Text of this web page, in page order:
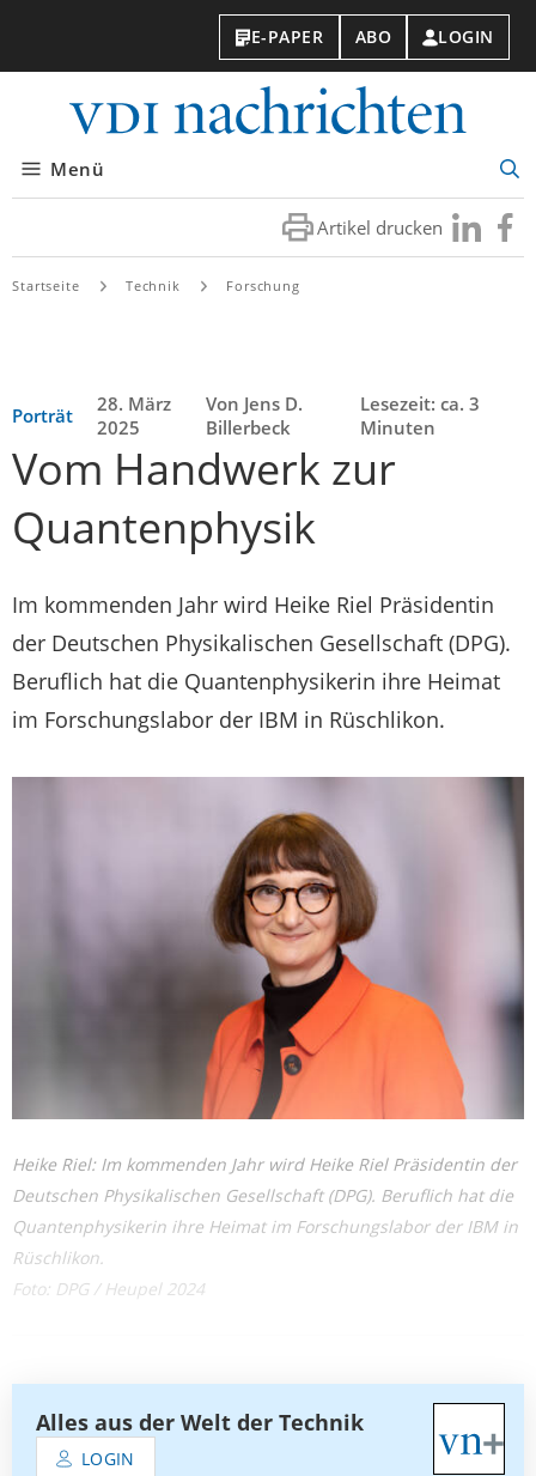
E-PAPER ABO LOGIN
Menü
Artikel drucken Besuchen
Sie
Sie
Startseite Technik Forschung
Porträt
28. März
2025
Von Jens D.
Billerbeck
Lesezeit: ca. 3
Minuten
Vom Handwerk zur
Quantenphysik
Im kommenden Jahr wird Heike Riel Präsidentin
der Deutschen Physikalischen Gesellschaft (DPG).
Beruflich hat die Quantenphysikerin ihre Heimat
im Forschungslabor der IBM in Rüschlikon.
Heike Riel: Im kommenden Jahr wird Heike Riel Präsidentin der
Deutschen Physikalischen Gesellschaft (DPG). Beruflich hat die
Quantenphysikerin ihre Heimat im Forschungslabor der IBM in
Rüschlikon.
Foto: DPG / Heupel 2024
Alles aus der Welt der Technik
LOGIN